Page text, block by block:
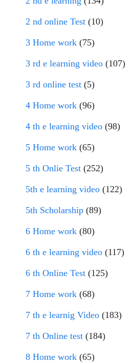
2 nd online Test (10)
3 Home work (75)
3 rd e learning video (107)
3 rd online test (5)
4 Home work (96)
4 th e learning video (98)
5 Home work (65)
5 th Onlie Test (252)
5th e learning video (122)
5th Scholarship (89)
6 Home work (80)
6 th e learning video (117)
6 th Online Test (125)
7 Home work (68)
7 th e learnig Video (183)
7 th Online test (184)
8 Home work (65)